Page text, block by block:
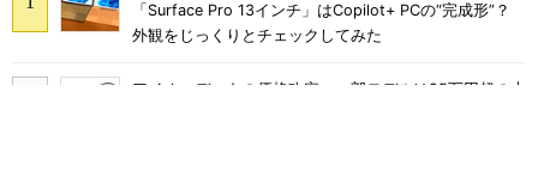
「Surface Pro 13インチ」はCopilot+ PCの“完成形”？
外観をじっくりとチェックしてみた
アイオーデータの価格改定、一部モデルは25万円超の大